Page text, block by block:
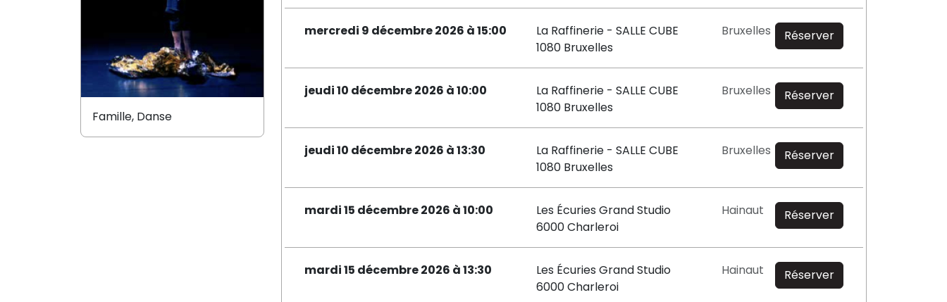
mercredi 9 décembre 2026 à 15:00
La Raffinerie - SALLE CUBE
1080 Bruxelles
Bruxelles Réserver
jeudi 10 décembre 2026 à 10:00
La Raffinerie - SALLE CUBE
1080 Bruxelles
Bruxelles Réserver
jeudi 10 décembre 2026 à 13:30
La Raffinerie - SALLE CUBE
1080 Bruxelles
Bruxelles Réserver
mardi 15 décembre 2026 à 10:00
Les Écuries Grand Studio
6000 Charleroi
Hainaut Réserver
mardi 15 décembre 2026 à 13:30
Les Écuries Grand Studio
6000 Charleroi
Hainaut Réserver
Famille, Danse